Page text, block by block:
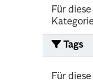
Für
Tags
Für